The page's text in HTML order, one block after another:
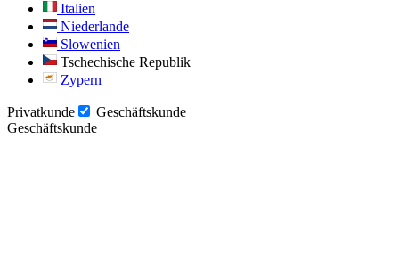
Italien
Niederlande
Slowenien
Tschechische Republik
Zypern
Privatkunde
Geschäftskunde
Geschäftskunde